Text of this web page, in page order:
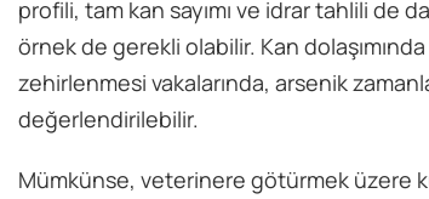
profili, tam kan sayımı ve idrar tahlili
örnek de gerekli olabilir. Kan
zehirlenmesi vakalarında, arsenik
değerlendirilebilir.
Mümkünse, veterinere götürmek üzere